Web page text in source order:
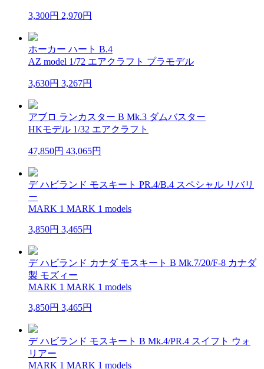
3,300円 2,970円
ホーカー ハート B.4
AZ model 1/72 エアクラフト プラモデル
3,630円 3,267円
アブロ ランカスター B Mk.3 ダムバスター
HKモデル 1/32 エアクラフト
47,850円 43,065円
デ ハビランド モスキート PR.4/B.4 スペシャル リバリ
ー
MARK 1 MARK 1 models
3,850円 3,465円
デ ハビランド カナダ モスキート B Mk.7/20/F-8 カナダ
製 モズィー
MARK 1 MARK 1 models
3,850円 3,465円
デ ハビランド モスキート B Mk.4/PR.4 スイフト ウォ
リアー
MARK 1 MARK 1 models